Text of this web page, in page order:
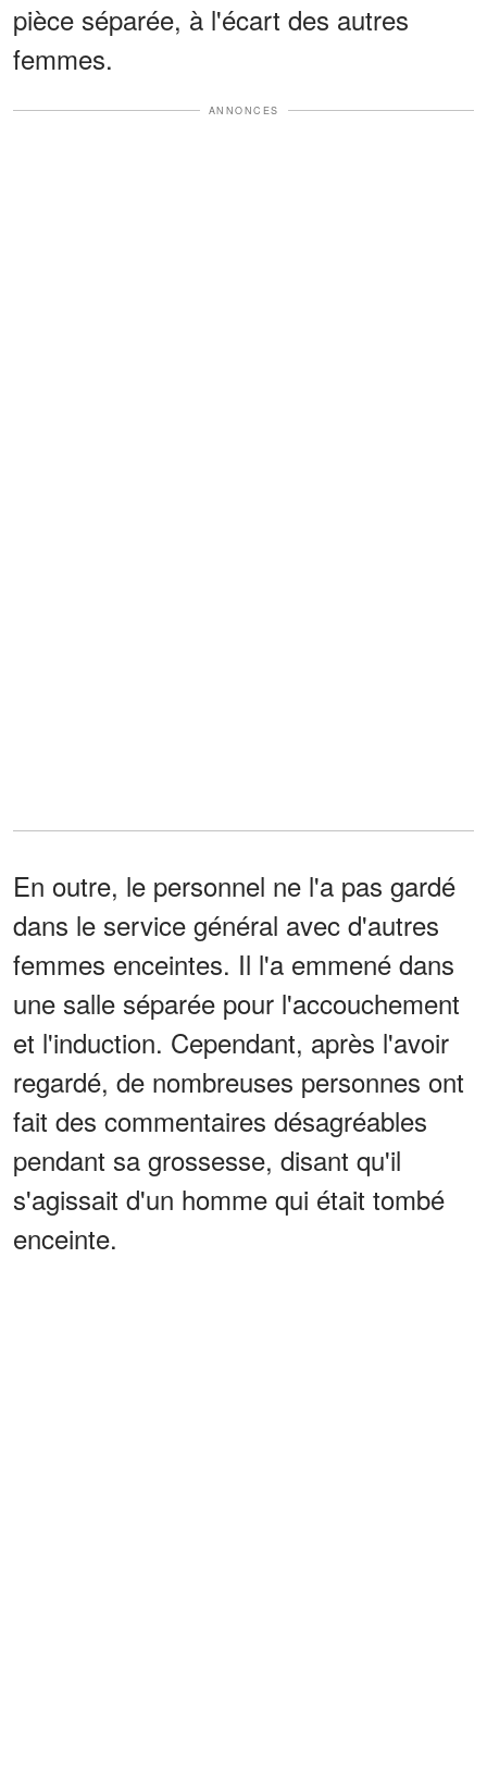
pièce séparée, à l'écart des autres
femmes.
ANNONCES
En outre, le personnel ne l'a pas gardé
dans le service général avec d'autres
femmes enceintes. Il l'a emmené dans
une salle séparée pour l'accouchement
et l'induction. Cependant, après l'avoir
regardé, de nombreuses personnes ont
fait des commentaires désagréables
pendant sa grossesse, disant qu'il
s'agissait d'un homme qui était tombé
enceinte.